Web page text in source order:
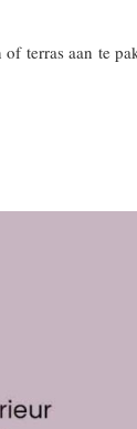
terras aan te